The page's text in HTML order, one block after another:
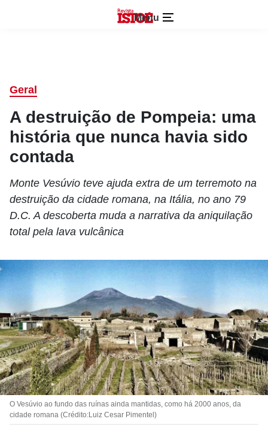
Menu
Geral
A destruição de Pompeia: uma
história que nunca havia sido
contada
Monte Vesúvio teve ajuda extra de um terremoto na
destruição da cidade romana, na Itália, no ano 79
D.C. A descoberta muda a narrativa da aniquilação
total pela lava vulcânica
O Vesúvio ao fundo das ruínas ainda mantidas, como há 2000 anos, da
cidade romana (Crédito:Luiz Cesar Pimentel)